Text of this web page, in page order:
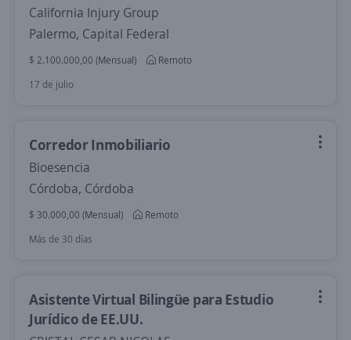
California Injury Group
Palermo, Capital Federal
$ 2.100.000,00 (Mensual)
Remoto
17 de julio
Corredor Inmobiliario
Bioesencia
Córdoba, Córdoba
$ 30.000,00 (Mensual)
Remoto
Más de 30 días
Asistente Virtual Bilingüe para Estudio
Jurídico de EE.UU.